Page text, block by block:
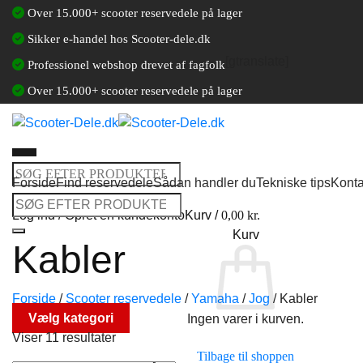
Fortsæt
indhold
Over 15.000+ scooter reservedele på lager
Sikker e-handel hos Scooter-dele.dk
Professionel webshop drevet af fagfolk
Over 15.000+ scooter reservedele på lager
Søg
efter:
Log ind / Opret en kundekontoKurv /0,00 kr.
Kurv
Ingen varer i kurven.
Tilbage til shoppen
ForsideFind reservedeleSådan handler duTekniske tips
Søg
efter:
Kabler
Forside / Scooter reservedele / Yamaha / Jog /Kabler
Vælg kategori
Viser 11 resultater